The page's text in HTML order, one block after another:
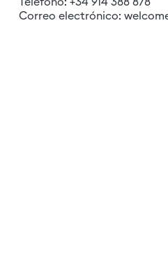
Correo electrónico: